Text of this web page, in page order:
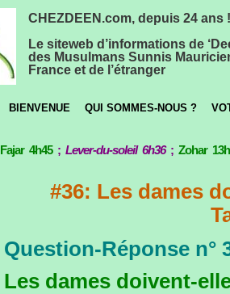
CHEZDEEN.com, depuis 24 ans !
Le siteweb d’informations de
des Musulmans Sunnis
France et de l’étranger
BIENVENUE QUI SOMMES-NOUS ?
Fajar 4h45;Lever-du-soleil 6h36;Zohar
#36: Les dames
Question-Réponse n°
Les dames doivent-